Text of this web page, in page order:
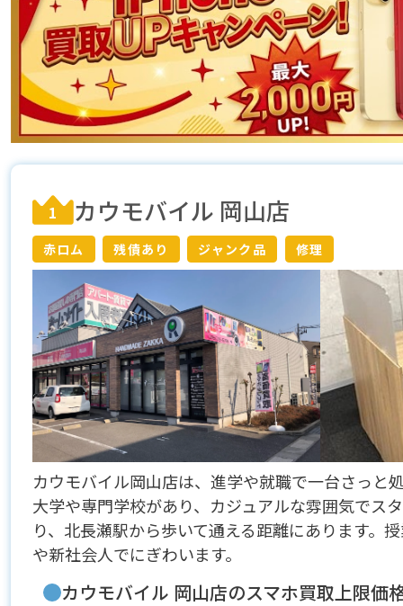
1 カウモバイル 岡山店
赤ロム 残債あり ジャンク品 修理
カウモバイル岡山店は、進学や就職で一台さっと
大学や専門学校があり、カジュアルな雰囲気でス
り、北長瀬駅から歩いて通える距離にあります。
や新社会人でにぎわいます。
カウモバイル 岡山店のスマホ買取上限価